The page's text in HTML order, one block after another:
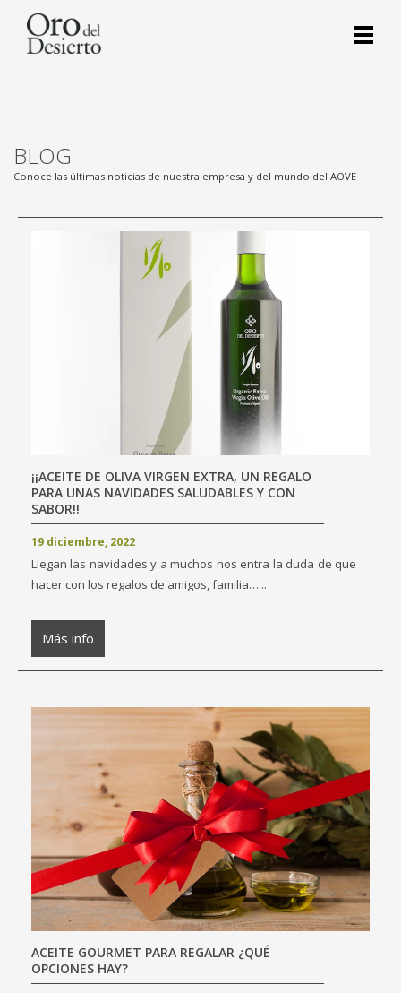
BLOG
Conoce las últimas noticias de nuestra empresa y del mundo del AOVE
¡¡ACEITE DE OLIVA VIRGEN EXTRA, UN REGALO
PARA UNAS NAVIDADES SALUDABLES Y CON
SABOR!!
19 diciembre, 2022
Llegan las navidades y a muchos nos entra la duda de que
hacer con los regalos de amigos, familia…...
Más info
ACEITE GOURMET PARA REGALAR ¿QUÉ
OPCIONES HAY?